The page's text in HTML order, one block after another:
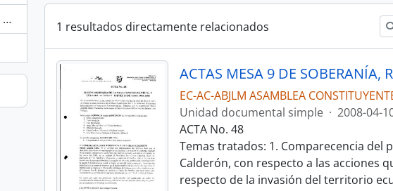
Acreditación Hospitalaria Nivel Oro.
1 resultados directamente relacionados
EC-AC-ABJLM ASAMBLEA
Unidad documental simple · 2008-04-
ACTA No. 48
Temas tratados: 1. Comparecencia del
Calderón, con respecto a las acciones
respecto de la invasión del territorio